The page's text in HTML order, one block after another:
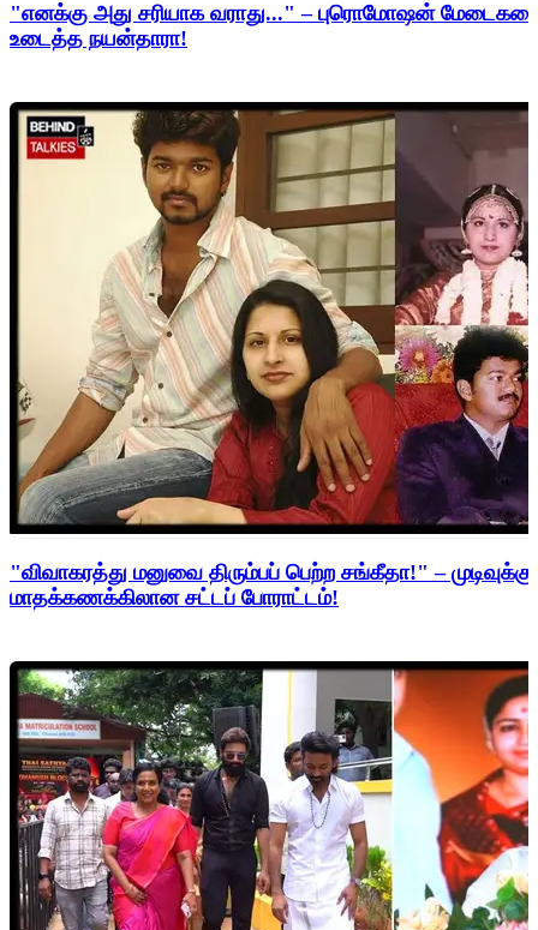
"எனக்கு அது சரியாக வராது..." – புரொமோஷன்
உடைத்த நயன்தாரா!
"விவாகரத்து மனுவை திரும்பப் பெற்ற சங்கீதா!" –
மாதக்கணக்கிலான சட்டப் போராட்டம்!